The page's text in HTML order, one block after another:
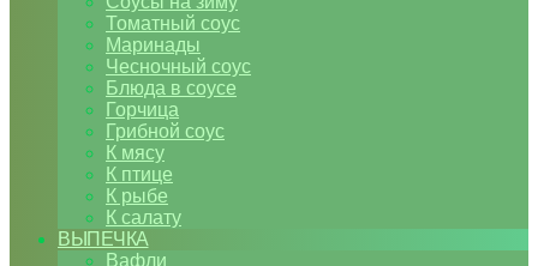
Томатный соус
Маринады
Чесночный соус
Блюда в соусе
Горчица
Грибной соус
К мясу
К птице
К рыбе
К салату
ВЫПЕЧКА
Вафли